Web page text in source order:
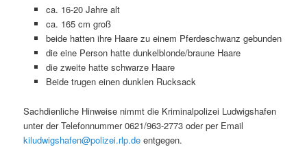
ca. 16-20 Jahre alt
ca. 165 cm groß
beide hatten ihre Haare zu einem Pferdeschwanz gebunden
die eine Person hatte dunkelblonde/braune Haare
die zweite hatte schwarze Haare
Beide trugen einen dunklen Rucksack
Sachdienliche Hinweise nimmt die Kriminalpolizei Ludwigshafen
unter der Telefonnummer 0621/963-2773 oder per Email
kiludwigshafen@polizei.rlp.de entgegen.